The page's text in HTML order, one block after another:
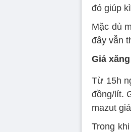
đó giúp
Mặc dù
đây vẫn
Giá
Từ 15h
đồng/lít.
mazut
Trong